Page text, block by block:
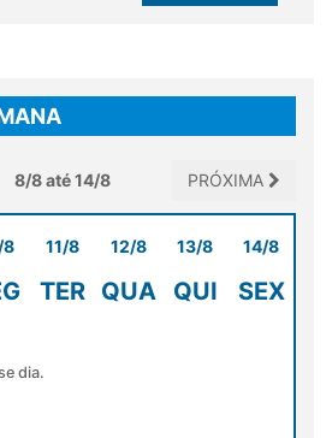
8/8 até 14/8 PRÓXIMA
8 11/8
TER
12/8
QUA
13/8
QUI
14/8
SEX
dia.